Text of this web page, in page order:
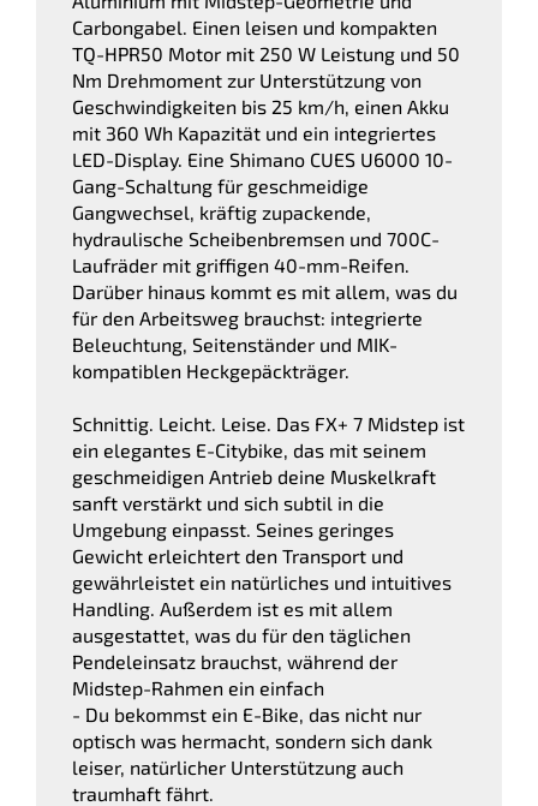
Carbongabel. Einen leisen und kompakten
TQ-HPR50 Motor mit 250 W Leistung und 50
Nm Drehmoment zur Unterstützung von
Geschwindigkeiten bis 25 km/h, einen Akku
mit 360 Wh Kapazität und ein integriertes
LED-Display. Eine Shimano CUES U6000 10-
Gang-Schaltung für geschmeidige
Gangwechsel, kräftig zupackende,
hydraulische Scheibenbremsen und 700C-
Laufräder mit griffigen 40-mm-Reifen.
Darüber hinaus kommt es mit allem, was du
für den Arbeitsweg brauchst: integrierte
Beleuchtung, Seitenständer und MIK-
kompatiblen Heckgepäckträger.
Schnittig. Leicht. Leise. Das FX+ 7 Midstep ist
ein elegantes E-Citybike, das mit seinem
geschmeidigen Antrieb deine Muskelkraft
sanft verstärkt und sich subtil in die
Umgebung einpasst. Seines geringes
Gewicht erleichtert den Transport und
gewährleistet ein natürliches und intuitives
Handling. Außerdem ist es mit allem
ausgestattet, was du für den täglichen
Pendeleinsatz brauchst, während der
Midstep-Rahmen ein einfach
- Du bekommst ein E-Bike, das nicht nur
optisch was hermacht, sondern sich dank
leiser, natürlicher Unterstützung auch
traumhaft fährt.